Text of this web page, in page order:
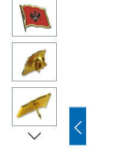
Bildergalerie